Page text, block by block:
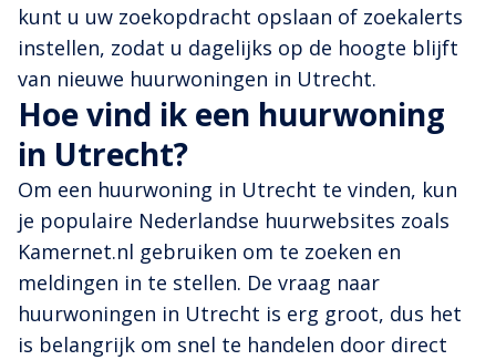
kunt u uw zoekopdracht opslaan of zoekalerts
instellen, zodat u dagelijks op de hoogte blijft
van nieuwe huurwoningen in Utrecht.
Hoe vind ik een huurwoning
in Utrecht?
Om een huurwoning in Utrecht te vinden, kun
je populaire Nederlandse huurwebsites zoals
Kamernet.nl gebruiken om te zoeken en
meldingen in te stellen. De vraag naar
huurwoningen in Utrecht is erg groot, dus het
is belangrijk om snel te handelen door direct